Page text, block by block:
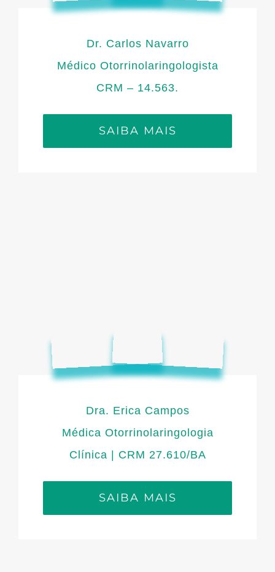
Dr. Carlos Navarro
Médico Otorrinolaringologista
CRM – 14.563.
SAIBA MAIS
Dra. Erica Campos
Médica Otorrinolaringologia
Clínica | CRM 27.610/BA
SAIBA MAIS